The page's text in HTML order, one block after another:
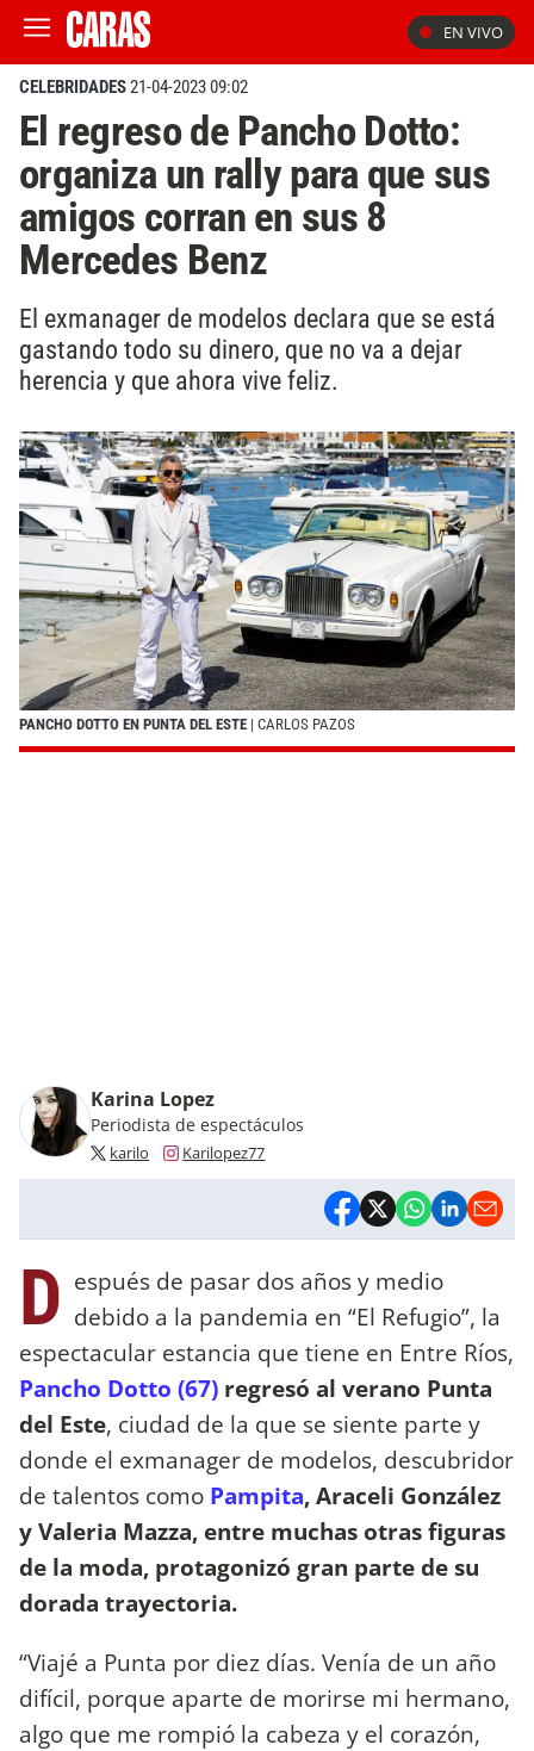
EN VIVO
CELEBRIDADES21-04-2023 09:02
El regreso de Pancho Dotto:
organiza un rally para que sus
amigos corran en sus 8
Mercedes Benz
El exmanager de modelos declara que se está
gastando todo su dinero, que no va a dejar
herencia y que ahora vive feliz.
PANCHO DOTTO EN PUNTA DEL ESTE | CARLOS PAZOS
Karina Lopez
Periodista de espectáculos
karilo Karilopez77
D espués de pasar dos años y medio
debido a la pandemia en “El Refugio”, la
espectacular estancia que tiene en Entre Ríos,
Pancho Dotto (67) regresó al verano Punta
del Este, ciudad de la que se siente parte y
donde el exmanager de modelos, descubridor
de talentos como Pampita, Araceli González
y Valeria Mazza, entre muchas otras figuras
de la moda, protagonizó gran parte de su
dorada trayectoria.
“Viajé a Punta por diez días. Venía de un año
difícil, porque aparte de morirse mi hermano,
algo que me rompió la cabeza y el corazón,